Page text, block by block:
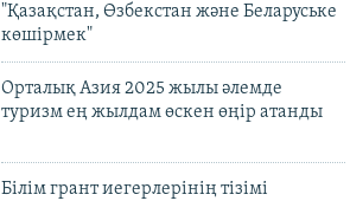
"Қазақстан, Өзбекстан және Беларуське
көшірмек"
Орталық Азия 2025 жылы әлемде
туризм ең жылдам өскен өңір атанды
Білім грант иегерлерінің тізімі